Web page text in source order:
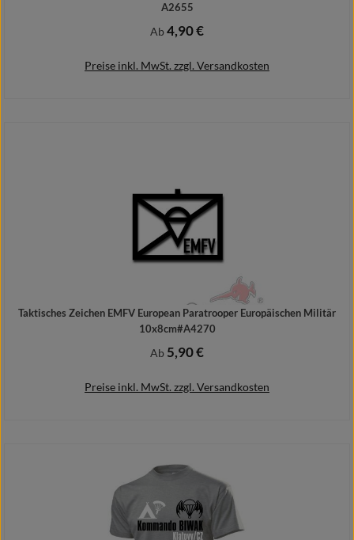
A2655
Regulärer Preis:
Ab4,90 €
Preise inkl. MwSt. zzgl. Versandkosten
Taktisches Zeichen EMFV European Paratrooper Europäischen Militär
10x8cm#A4270
Regulärer Preis:
Ab 5,90 €
Preise inkl. MwSt. zzgl. Versandkosten
Details